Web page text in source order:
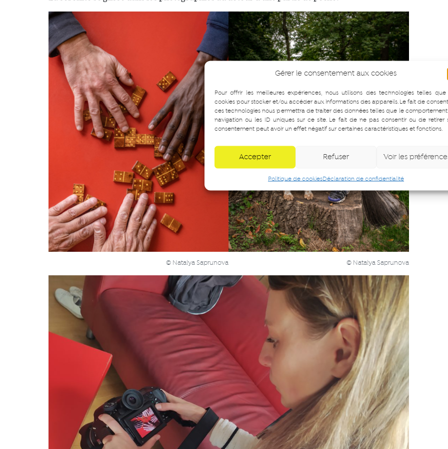
Gérer le consentement aux cookies
Pour offrir les meilleures expériences, nous utilisons des technologies telles que
cookies pour stocker et/ou accéder aux informations des appareils. Le fait de
ces technologies nous permettra de traiter des données telles que le
navigation ou les ID uniques sur ce site. Le fait de ne pas consentir ou de retirer
consentement peut avoir un effet négatif sur certaines caractéristiques et fonctions.
Accepter Refuser Voir les
Politique de cookiesDéclaration de confidentialité
© Natalya Saprunova © Natalya Saprunova